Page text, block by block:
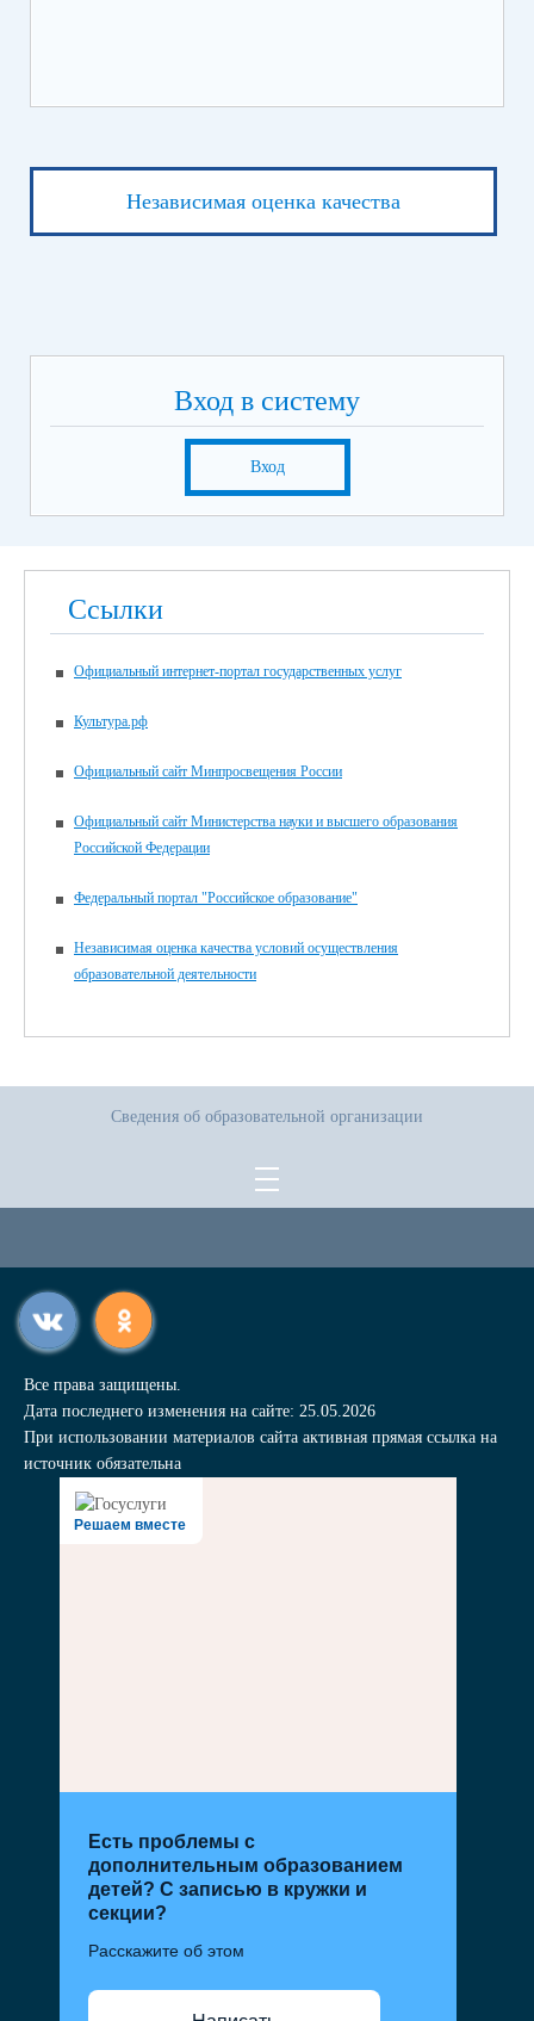
Независимая оценка качества
Вход в систему
Вход
Ссылки
Официальный интернет-портал государственных услуг
Культура.рф
Официальный сайт Минпросвещения России
Официальный сайт Министерства науки и высшего образования
Российской Федерации
Федеральный портал "Российское образование"
Независимая оценка качества условий осуществления
образовательной деятельности
Сведения об образовательной организации
Все права защищены.
Дата последнего изменения на сайте: 25.05.2026
При использовании материалов сайта активная прямая ссылка на
источник обязательна
Решаем вместе
Есть проблемы с
дополнительным образованием
детей? С записью в кружки и
секции?
Расскажите об этом